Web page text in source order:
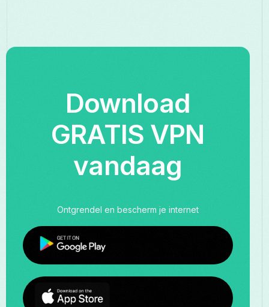
Download
GRATIS VPN
vandaag
Ontgrendel en bescherm je internet